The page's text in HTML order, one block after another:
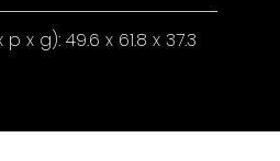
x g): 49.6 x 61.8 x 37.3